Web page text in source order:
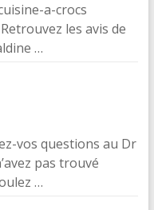
a-crocs
les avis de
…
vos questions au Dr
pas trouvé
…